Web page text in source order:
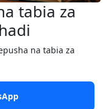
tabia za
na tabia za